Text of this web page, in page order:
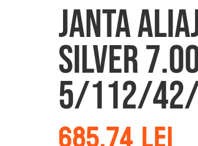
Janta aliaj
silver
5/112/